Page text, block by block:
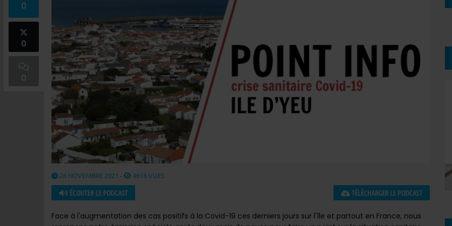
0
0
0
26 NOVEMBRE 2021 - 4618 VUES
ÉCOUTER LE PODCAST TÉLÉCHARGER LE PODCAST
Face à l'augmentation des cas positifs à la Covid-19 ces derniers jours sur l'île et partout en France, nous